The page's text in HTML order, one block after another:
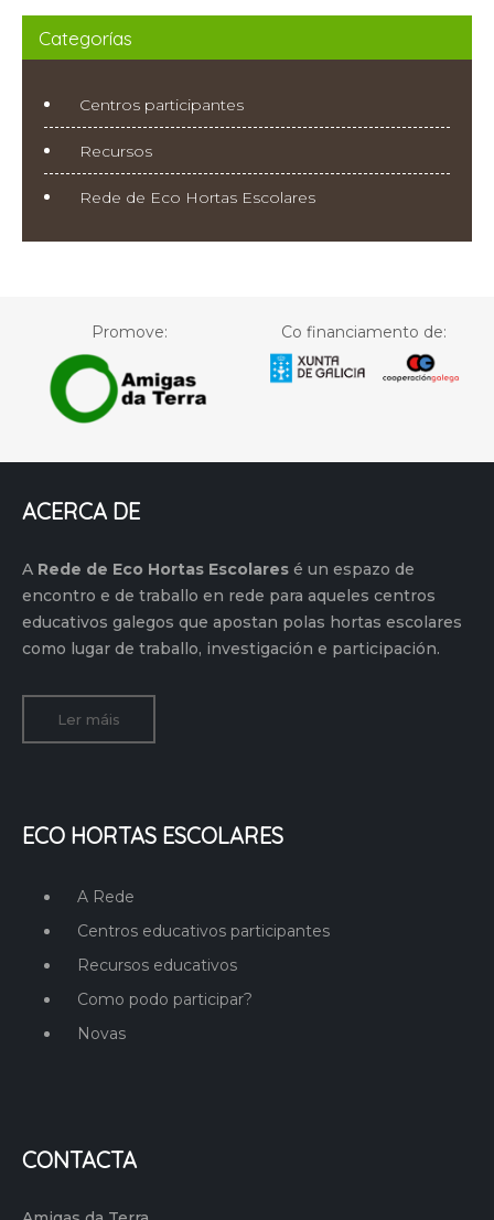
Categorías
Centros participantes
Recursos
Rede de Eco Hortas Escolares
Co financiamento de:
Promove:
ACERCA DE
A Rede de Eco Hortas Escolares é un espazo de
encontro e de traballo en rede para aqueles centros
educativos galegos que apostan polas hortas escolares
como lugar de traballo, investigación e participación.
Ler máis
ECO HORTAS ESCOLARES
A Rede
Centros educativos participantes
Recursos educativos
Como podo participar?
Novas
CONTACTA